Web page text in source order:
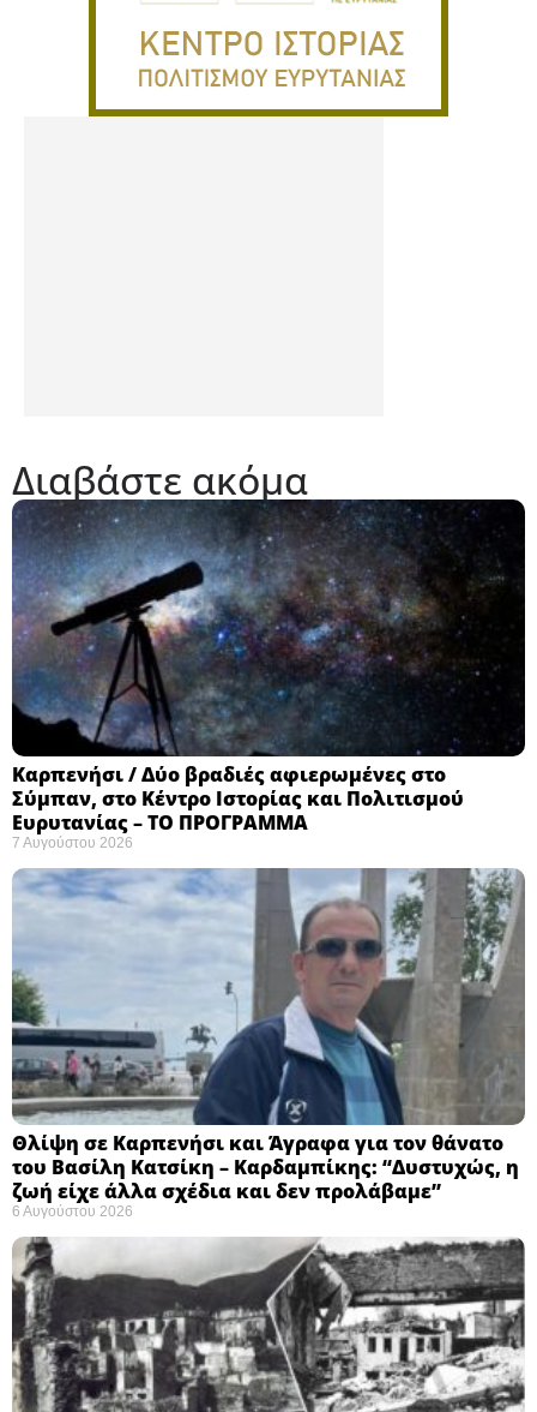
Διαβάστε ακόμα
Καρπενήσι / Δύο βραδιές αφιερωμένες στο
Σύμπαν, στο Κέντρο Ιστορίας και Πολιτισμού
Ευρυτανίας – ΤΟ ΠΡΟΓΡΑΜΜΑ
7 Αυγούστου 2026
Θλίψη σε Καρπενήσι και Άγραφα για τον θάνατο
του Βασίλη Κατσίκη – Καρδαμπίκης: “Δυστυχώς, η
ζωή είχε άλλα σχέδια και δεν προλάβαμε”
6 Αυγούστου 2026